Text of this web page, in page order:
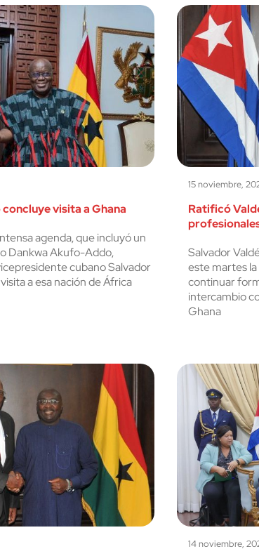
visita a Ghana
agenda, que incluyó un
Dankwa Akufo-Addo,
cubano Salvador
a esa nación de África
15 noviembre,
Ratificó
Salvador
este martes la
continuar
intercambio
Ghana
14 noviembre,